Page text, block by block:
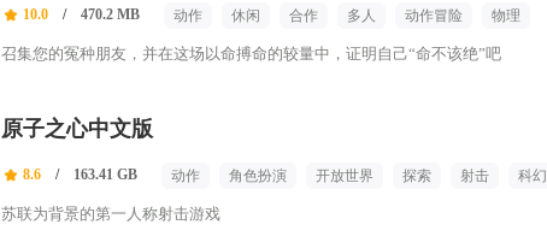
10.0 / 470.2 MB 动作 休闲 合作 多人 动作冒险 物理
召集您的冤种朋友，并在这场以命搏命的较量中，证明自己“命不该绝”吧
原子之心中文版
8.6 / 163.41 GB 动作 角色扮演 开放世界 探索 射击 科幻
苏联为背景的第一人称射击游戏